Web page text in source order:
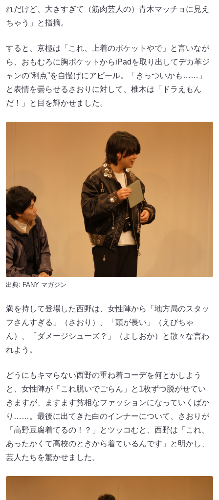
れだけど、大きすぎて（筋肉芸人の）青木マッチョに見え
ちゃう」と指摘。
すると、京極は「これ、上着のポケットやで」と言いなが
ら、おもむろに胸ポケットからiPadを取り出してデカ革ジ
ャンの“利点”を自慢げにアピール。「きっついかも……」
と表情を曇らせるさおりに対して、椎木は「ドラえもん
だ！」と目を輝かせました。
出典: FANY マガジン
満を持して登場した西野は、女性陣から「地方局のスタッ
フさんすぎる」（さおり）、「頭が長い」（えびちゃ
ん）、「ダメージシューズ？」（よしおか）と散々な言わ
れよう。
どうにもキマらない西野の重ね着コーデを何とかしよう
と、女性陣が「これ脱いでごらん」と1枚ずつ脱がせてい
きますが、ますます貧相なファッションになっていくばか
り……。最後に出てきた白のインナーについて、さおりが
「高野豆腐着てるの！？」とツッコむと、西野は「これ、
あったかくて高校のときから着ているんです」と明かし、
芸人たちを驚かせました。